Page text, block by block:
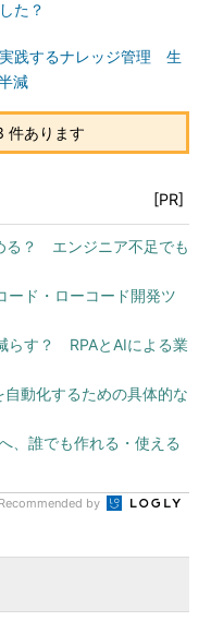
た？
実践するナレッジ管理 生
減
件あります
[PR]
る？ エンジニア不足でも
ード・ローコード開発ツ
らす？ RPAとAIによる業
動化するための具体的な
、誰でも作れる・使える
Recommended by